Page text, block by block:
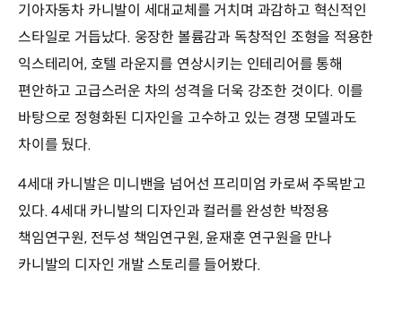
기아자동차 카니발이 세대교체를 거치며 과감하고 혁신적인
스타일로 거듭났다. 웅장한 볼륨감과 독창적인 조형을 적용한
익스테리어, 호텔 라운지를 연상시키는 인테리어를 통해
편안하고 고급스러운 차의 성격을 더욱 강조한 것이다. 이를
바탕으로 정형화된 디자인을 고수하고 있는 경쟁 모델과도
차이를 뒀다.
4세대 카니발은 미니밴을 넘어선 프리미엄 카로써 주목받고
있다. 4세대 카니발의 디자인과 컬러를 완성한 박정용
책임연구원, 전두성 책임연구원, 윤재훈 연구원을 만나
카니발의 디자인 개발 스토리를 들어봤다.